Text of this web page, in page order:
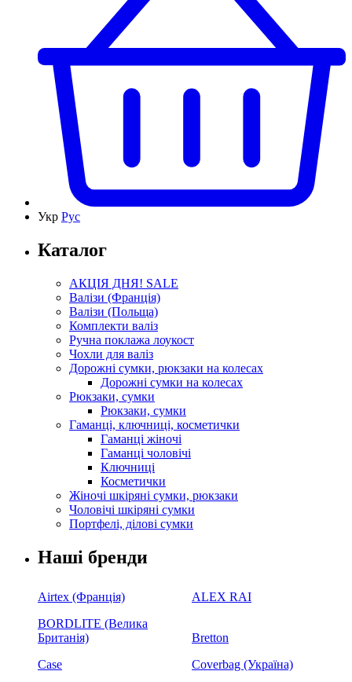
Укр Рус
Каталог
АКЦІЯ ДНЯ! SALE
Валізи (Франція)
Валізи (Польща)
Комплекти валіз
Ручна поклажа лоукост
Чохли для валіз
Дорожні сумки, рюкзаки на колесах
Дорожні сумки на колесах
Рюкзаки, сумки
Рюкзаки, сумки
Гаманці, ключниці, косметички
Гаманці жіночі
Гаманці чоловічі
Ключниці
Косметички
Жіночі шкіряні сумки, рюкзаки
Чоловічі шкіряні сумки
Портфелі, ділові сумки
Наші бренди
Airtex (Франція)
ALEX RAI
BORDLITE (Велика
Британія)
Bretton
Case
Coverbag (Україна)